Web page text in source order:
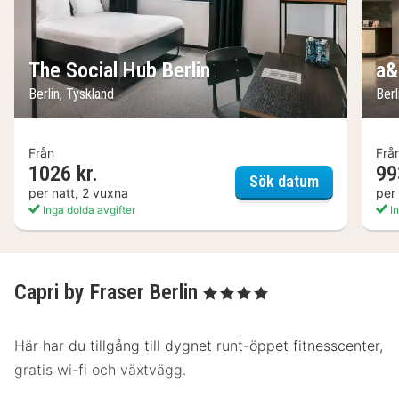
The Social Hub Berlin
Berlin, Tyskland
Från
1026 kr.
per natt, 2 vuxna
Inga dolda avgifter
Sök datumThe Social
per
Capri by Fraser Berlin , 4 Stjärnor
Här har du tillgång till dygnet runt-öppet fitnesscenter,
gratis wi-fi och växtvägg.